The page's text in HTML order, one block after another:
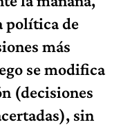
política de
más
se modifica
(decisiones
sin